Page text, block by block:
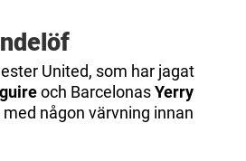
United, som har jagat
och BarcelonasYerry
någon värvning innan